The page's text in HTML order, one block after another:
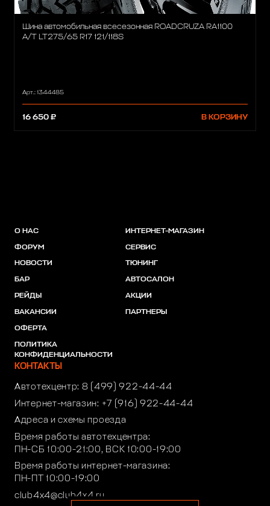
Шина автомобильная всесезонная ROADCRUZA RA1100
A/T LT275/65 R17 121/118S
Арт.: 1344485
16 650 ₽ В КОРЗИНУ
О НАС
ФОРУМ
НОВОСТИ
БАР
РЕЙДЫ
ВАКАНСИИ
ОФЕРТА
ПОЛИТИКА
КОНФИДЕНЦИАЛЬНОСТИ
ИНТЕРНЕТ-МАГАЗИН
СЕРВИС
ТЮНИНГ
АВТОСАЛОН
АКЦИИ
ПАРТНЕРЫ
КОНТАКТЫ
Автотехцентр: 8 (499) 922-44-44
Интернет-магазин: +7 (916) 922-44-44
Адреса и схемы проезда
Время работы автотехцентра:
ПН-СБ 10:00-21:00, ВСК 10:00-19:00
Время работы интернет-магазина:
ПН-ПТ 10:00-19:00
club4x4@club4x4.ru